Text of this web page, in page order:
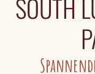
SOUTH